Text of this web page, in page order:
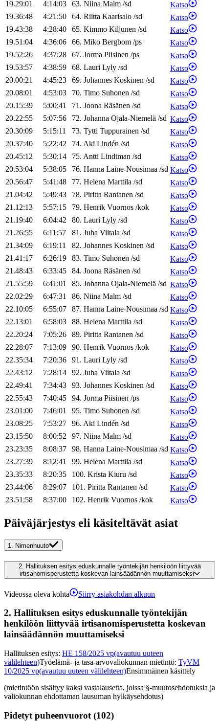
19.29:01 4:14:03 63. Niina Malm /sd
Katso
19.36:48
4:21:50 64. Riitta Kaarisalo /sd
Katso
19.43:38
4:28:40 65. Kimmo Kiljunen /sd
Katso
19.51:04
4:36:06 66. Miko Bergbom /ps
Katso
19.52:26
4:37:28 67. Jorma Piisinen /ps
Katso
19.53:57
4:38:59 68. Lauri Lyly /sd
Katso
20.00:21
4:45:23 69. Johannes Koskinen /sd
Katso
20.08:01
4:53:03 70. Timo Suhonen /sd
Katso
20.15:39
5:00:41 71. Joona Räsänen /sd
Katso
20.22:55
5:07:56 72. Johanna Ojala-Niemelä /sd Katso
20.30:09
5:15:11 73. Tytti Tuppurainen /sd
Katso
20.37:40
5:22:42 74. Aki Lindén /sd
Katso
20.45:12
5:30:14 75. Antti Lindtman /sd
Katso
20.53:04
5:38:05 76. Hanna Laine-Nousimaa /sd Katso
20.56:47
5:41:48 77. Helena Marttila /sd
Katso
21.04:42
5:49:43 78. Piritta Rantanen /sd
Katso
21.12:13
5:57:15 79. Henrik Vuornos /kok
Katso
21.19:40
6:04:42 80. Lauri Lyly /sd
Katso
21.26:55
6:11:57 81. Juha Viitala /sd
Katso
21.34:09
6:19:11 82. Johannes Koskinen /sd
Katso
21.41:17
6:26:19 83. Timo Suhonen /sd
Katso
21.48:43
6:33:45 84. Joona Räsänen /sd
Katso
21.55:59
6:41:01 85. Johanna Ojala-Niemelä /sd Katso
22.02:29
6:47:31 86. Niina Malm /sd
Katso
22.10:05
6:55:07 87. Hanna Laine-Nousimaa /sd Katso
22.13:01
6:58:03 88. Helena Marttila /sd
Katso
22.20:24
7:05:26 89. Piritta Rantanen /sd
Katso
22.28:07
7:13:09 90. Henrik Vuornos /kok
Katso
22.35:34
7:20:36 91. Lauri Lyly /sd
Katso
22.43:12
7:28:14 92. Juha Viitala /sd
Katso
22.49:41
7:34:43 93. Johannes Koskinen /sd
Katso
22.55:43
7:40:45 94. Jorma Piisinen /ps
Katso
23.01:00
7:46:01 95. Timo Suhonen /sd
Katso
23.08:25
7:53:27 96. Aki Lindén /sd
Katso
23.15:50
8:00:52 97. Niina Malm /sd
Katso
23.23:35
8:08:37 98. Hanna Laine-Nousimaa /sd Katso
23.27:39
8:12:41 99. Helena Marttila /sd
Katso
23.35:33
8:20:35 100. Krista Kiuru /sd
Katso
23.44:06
8:29:07 101. Piritta Rantanen /sd
Katso
23.51:58
8:37:00 102. Henrik Vuornos /kok Katso
Päiväjärjestys eli käsiteltävät asiat
1. Nimenhuuto
2. Hallituksen esitys eduskunnalle työntekijän henkilöön liittyvää
irtisanomisperustetta koskevan lainsäädännön muuttamiseksi
Videossa oleva kohta Siirry asiakohdan alkuun
2. Hallituksen esitys eduskunnalle työntekijän
henkilöön liittyvää irtisanomisperustetta koskevan
lainsäädännön muuttamiseksi
Hallituksen esitys: HE 158/2025 vp(avautuu uuteen
välilehteen)Työelämä- ja tasa-arvovaliokunnan mietintö: TyVM
10/2025 vp(avautuu uuteen välilehteen)Ensimmäinen käsittely
(mietintöön sisältyy kaksi vastalausetta, joissa §-muutosehdotuksia ja
valiokunnan ehdottaman lausuman hylkäysehdotus)
Pidetyt puheenvuorot (102)